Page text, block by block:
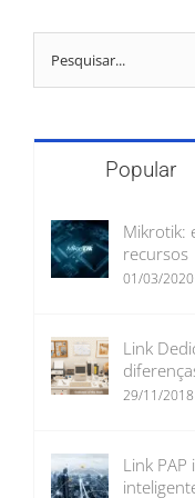
Popular
Mikrotik:
recursos
01/03/2020
Link
29/11/2018
Link